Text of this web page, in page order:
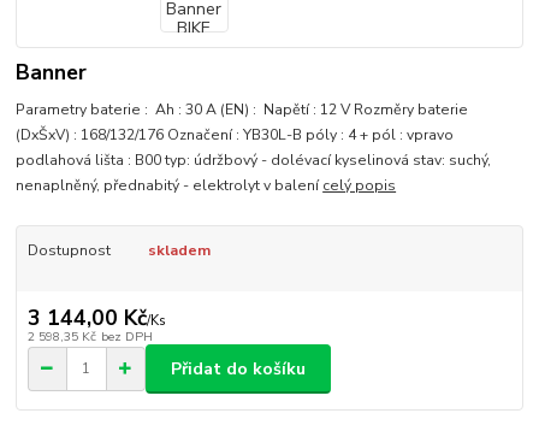
Banner
Parametry baterie : Ah : 30 A (EN) : Napětí : 12 V Rozměry baterie
(DxŠxV) : 168/132/176 Označení : YB30L-B póly : 4 + pól : vpravo
podlahová lišta : B00 typ: údržbový - dolévací kyselinová stav: suchý,
nenaplněný, přednabitý - elektrolyt v balenícelý popis
Dostupnost skladem
3 144,00 Kč/Ks
2 598,35 Kč bez DPH
Přidat do košíku